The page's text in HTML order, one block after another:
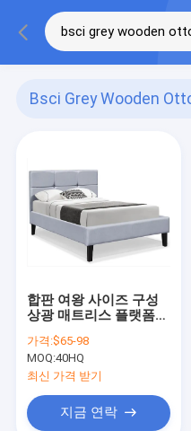
Bsci Grey Wooden
합판 여왕 사이즈 구성
상광 매트리스 플랫폼은
를 회색으로 합니다
가격:$65-98
MOQ:40HQ
최신 가격 받기
지금 연락